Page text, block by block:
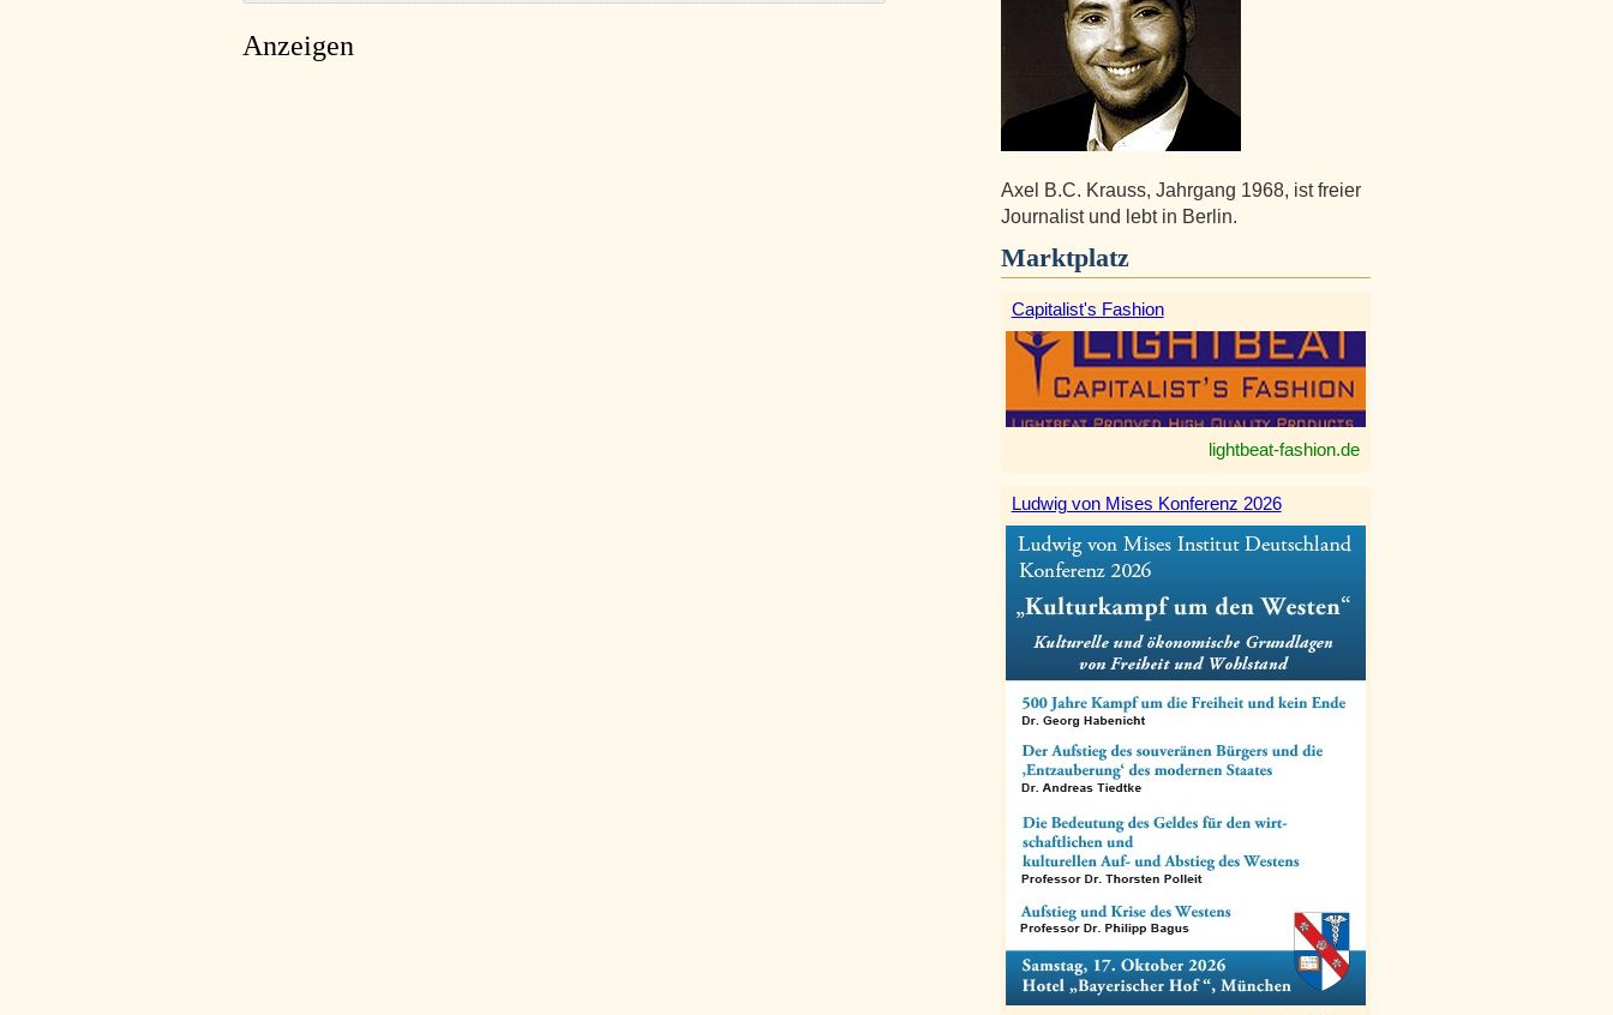
Anzeigen
Axel B.C. Krauss, Jahrgang 1968, ist freier
Journalist und lebt in Berlin.
Marktplatz
Capitalist's Fashion
lightbeat-fashion.de
Ludwig von Mises Konferenz 2026